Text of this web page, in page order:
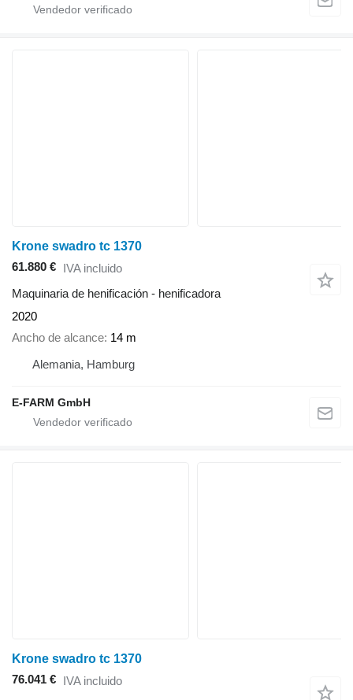
Krone swadro tc 1370
61.880 € IVA incluido
Maquinaria de henificación - henificadora
2020
Ancho de alcance 14 m
Alemania, Hamburg
E-FARM GmbH
Krone swadro tc 1370
76.041 € IVA incluido